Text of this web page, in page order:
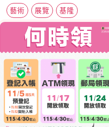
場，親子六大看點一次
看
藝術 展覽 基隆